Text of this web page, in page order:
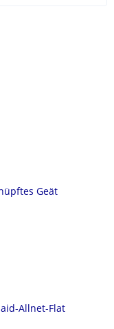
Geät
Allnet-Flat